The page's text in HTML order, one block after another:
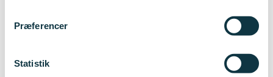
Præferencer
Statistik